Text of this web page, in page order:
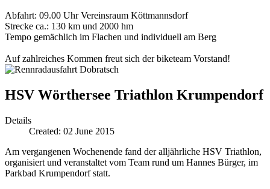
Abfahrt: 09.00 Uhr Vereinsraum Köttmannsdorf
Strecke ca.: 130 km und 2000 hm
Tempo gemächlich im Flachen und individuell am Berg
Auf zahlreiches Kommen freut sich der biketeam Vorstand!
HSV Wörthersee Triathlon Krumpendorf
Details
Created: 02 June 2015
Am vergangenen Wochenende fand der alljährliche HSV Triathlon,
organisiert und veranstaltet vom Team rund um Hannes Bürger, im
Parkbad Krumpendorf statt.